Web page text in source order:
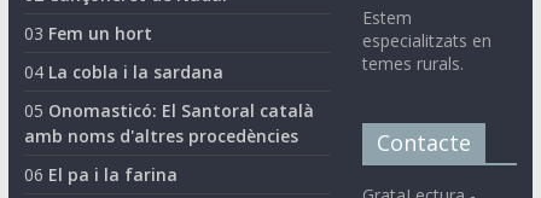
03 Fem un hort
04 La cobla i la sardana
05 Onomasticó: El Santoral català
amb noms d'altres procedències
06 El pa i la farina
Estem
especialitzats en
temes rurals.
Contacte